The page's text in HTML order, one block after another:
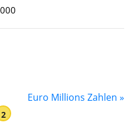
Euro Millions Zahlen »
2